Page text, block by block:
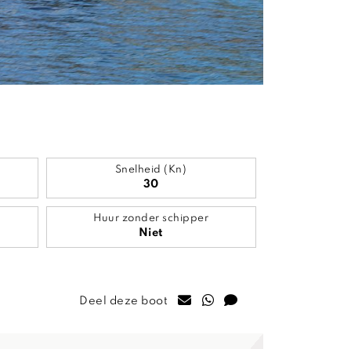
Snelheid (Kn)
30
Huur zonder schipper
Niet
Deel deze boot